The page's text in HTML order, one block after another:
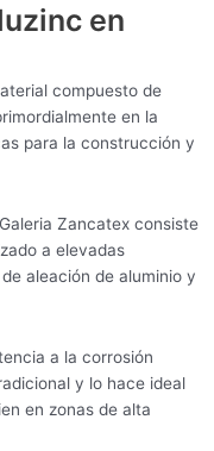
en
compuesto de
en la
para la construcción y
Zancatex consiste
a elevadas
aleación de aluminio y
a la corrosión
y lo hace ideal
en zonas de alta